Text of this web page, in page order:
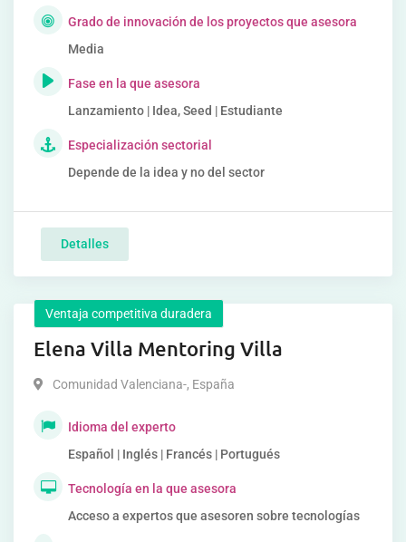
Grado de innovación de los proyectos que asesora
Media
Fase en la que asesora
Lanzamiento | Idea, Seed | Estudiante
Especialización sectorial
Depende de la idea y no del sector
Detalles
Ventaja competitiva duradera
Elena Villa Mentoring Villa
Comunidad Valenciana-, España
Idioma del experto
Español | Inglés | Francés | Portugués
Tecnología en la que asesora
Acceso a expertos que asesoren sobre tecnologías